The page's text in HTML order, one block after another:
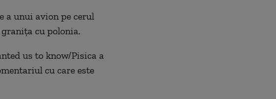
a unui avion pe cerul
cu polonia.
us to know/Pisica a
cu care este